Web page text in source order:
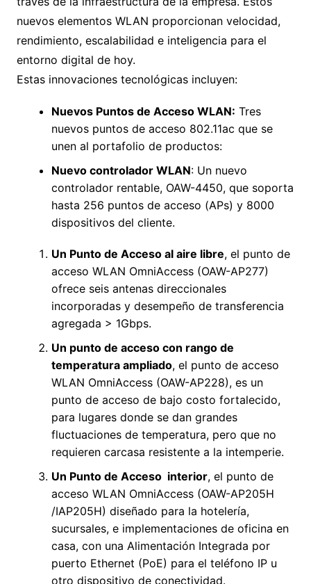
nuevos elementos WLAN proporcionan velocidad,
rendimiento, escalabilidad e inteligencia para el
entorno digital de hoy.
Estas innovaciones tecnológicas incluyen:
Nuevos Puntos de Acceso WLAN: Tres
nuevos puntos de acceso 802.11ac que se
unen al portafolio de productos:
Nuevo controlador WLAN: Un nuevo
controlador rentable, OAW-4450, que soporta
hasta 256 puntos de acceso (APs) y 8000
dispositivos del cliente.
Un Punto de Acceso al aire libre, el punto de
acceso WLAN OmniAccess (OAW-AP277)
ofrece seis antenas direccionales
incorporadas y desempeño de transferencia
agregada > 1Gbps.
Un punto de acceso con rango de
temperatura ampliado, el punto de acceso
WLAN OmniAccess (OAW-AP228), es un
punto de acceso de bajo costo fortalecido,
para lugares donde se dan grandes
fluctuaciones de temperatura, pero que no
requieren carcasa resistente a la intemperie.
Un Punto de Acceso interior, el punto de
acceso WLAN OmniAccess (OAW-AP205H
/IAP205H) diseñado para la hotelería,
sucursales, e implementaciones de oficina en
casa, con una Alimentación Integrada por
puerto Ethernet (PoE) para el teléfono IP u
otro dispositivo de conectividad.